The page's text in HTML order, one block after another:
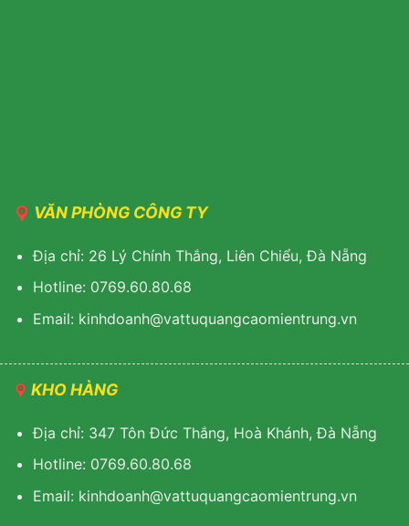
VĂN PHÒNG CÔNG TY
Địa chỉ: 26 Lý Chính Thắng, Liên Chiểu, Đà Nẵng
Hotline: 0769.60.80.68
Email: kinhdoanh@vattuquangcaomientrung.vn
KHO HÀNG
Địa chỉ: 347 Tôn Đức Thắng, Hoà Khánh, Đà Nẵng
Hotline: 0769.60.80.68
Email: kinhdoanh@vattuquangcaomientrung.vn